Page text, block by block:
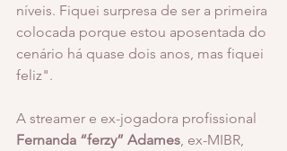
níveis. Fiquei surpresa de ser a primeira
colocada porque estou aposentada do
cenário há quase dois anos, mas fiquei
feliz".
A streamer e ex-jogadora profissional
Fernanda “ferzy” Adames , ex-MIBR,